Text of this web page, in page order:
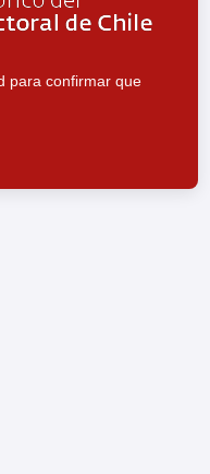
para confirmar que